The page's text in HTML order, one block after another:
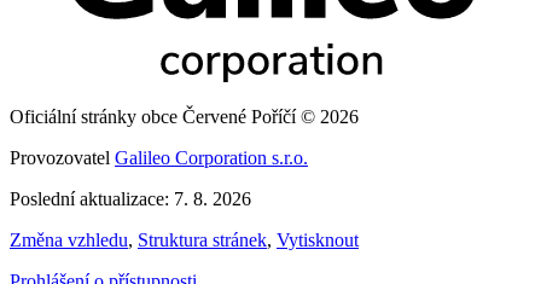
Oficiální stránky obce Červené Poříčí © 2026
Provozovatel Galileo Corporation s.r.o.
Poslední aktualizace: 7. 8. 2026
Změna vzhledu, Struktura stránek, Vytisknout